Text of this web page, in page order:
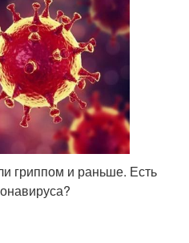
гриппом и раньше. Есть